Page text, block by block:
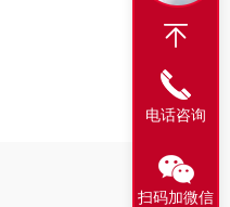
电话咨询
扫码加微信